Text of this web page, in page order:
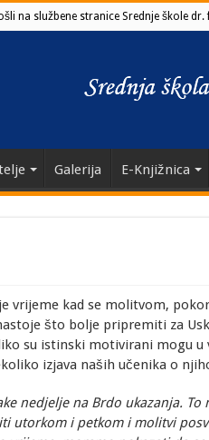
na službene stranice Srednje škole
Galerija E-Knjižnica
vrijeme kad se molitvom,
što bolje pripremiti za
su istinski motivirani mogu
izjava naših učenika o
nedjelje na Brdo ukazanja.
utorkom i petkom i molitvi